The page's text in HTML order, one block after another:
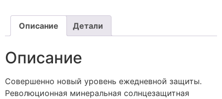
Описание Детали
Описание
Совершенно новый уровень ежедневной защиты.
Революционная минеральная солнцезащитная